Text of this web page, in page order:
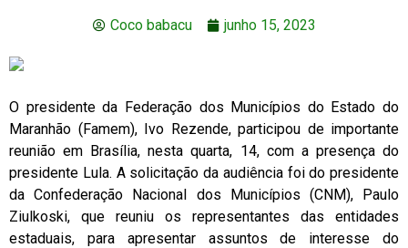
Coco babacu junho 15, 2023
O presidente da Federação dos Municípios do Estado do
Maranhão (Famem), Ivo Rezende, participou de importante
reunião em Brasília, nesta quarta, 14, com a presença do
presidente Lula. A solicitação da audiência foi do presidente
da Confederação Nacional dos Municípios (CNM), Paulo
Ziulkoski, que reuniu os representantes das entidades
estaduais, para apresentar assuntos de interesse do